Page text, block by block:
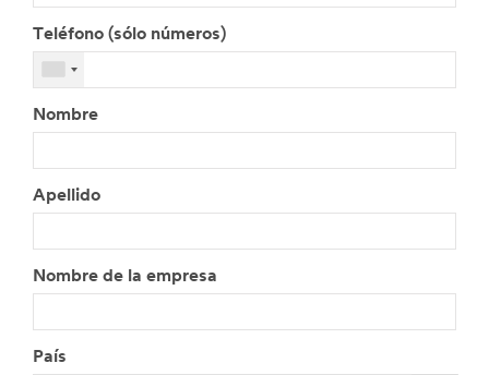
Teléfono (sólo números)
Nombre
Apellido
Nombre de la empresa
País